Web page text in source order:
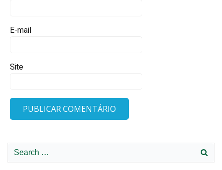
E-mail
Site
Search